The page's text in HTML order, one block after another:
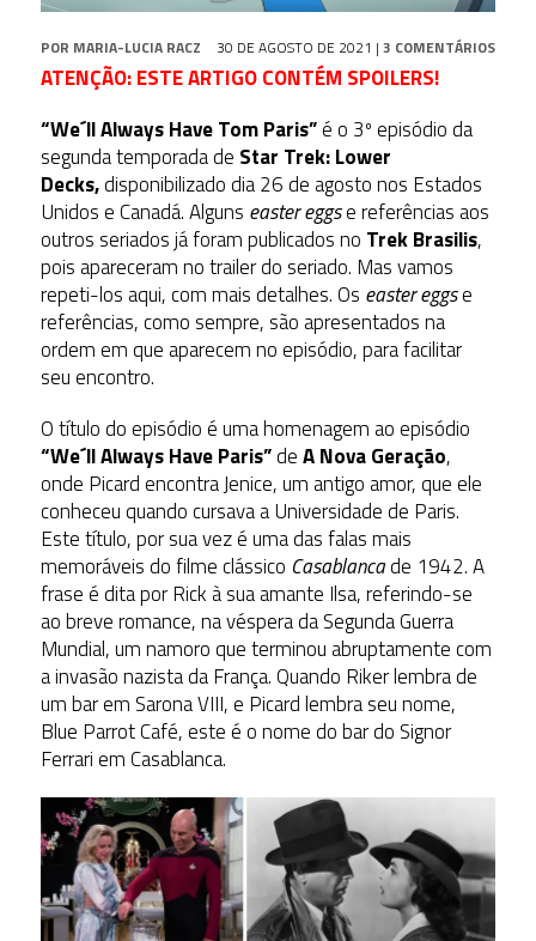
POR MARIA-LUCIA RACZ 30 DE AGOSTO DE 2021 | 3 COMENTÁRIOS
ATENÇÃO: ESTE ARTIGO CONTÉM SPOILERS!
“We´ll Always Have Tom Paris”é o 3º episódio da
segunda temporada de Star Trek: Lower
Decks,disponibilizado dia 26 de agosto nos Estados
Unidos e Canadá. Alguns easter eggse referências aos
outros seriados já foram publicados no Trek Brasilis,
pois apareceram no trailer do seriado. Mas vamos
repeti-los aqui, com mais detalhes. Os easter eggse
referências, como sempre, são apresentados na
ordem em que aparecem no episódio, para facilitar
seu encontro.
O título do episódio é uma homenagem ao episódio
“We´ll Always Have Paris”deA Nova Geração,
onde Picard encontra Jenice, um antigo amor, que ele
conheceu quando cursava a Universidade de Paris.
Este título, por sua vez é uma das falas mais
memoráveis do filme clássico Casablancade 1942. A
frase é dita por Rick à sua amante Ilsa, referindo-se
ao breve romance, na véspera da Segunda Guerra
Mundial, um namoro que terminou abruptamente com
a invasão nazista da França. Quando Riker lembra de
um bar em Sarona VIII, e Picard lembra seu nome,
Blue Parrot Café, este é o nome do bar do Signor
Ferrari em Casablanca.